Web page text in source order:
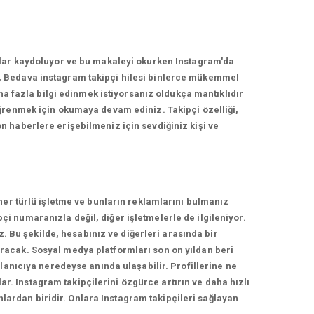
kaydoluyor ve bu makaleyi okurken Instagram'da
instagram takipçi hilesi binlerce mükemmel
fazla bilgi edinmek istiyorsanız oldukça mantıklıdır
için okumaya devam ediniz. Takipçi özelliği,
haberlere erişebilmeniz için sevdiğiniz kişi ve
türlü işletme ve bunların reklamlarını bulmanız
numaranızla değil, diğer işletmelerle de ilgileniyor.
şekilde, hesabınız ve diğerleri arasında bir
Sosyal medya platformları son on yıldan beri
neredeyse anında ulaşabilir. Profillerine ne
Instagram takipçilerini özgürce artırın ve daha hızlı
biridir. Onlara Instagram takipçileri sağlayan